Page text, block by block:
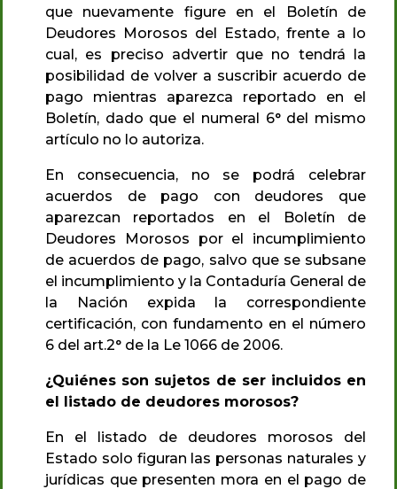
que nuevamente figure en el Boletín de
Deudores Morosos del Estado, frente a lo
cual, es preciso advertir que no tendrá la
posibilidad de volver a suscribir acuerdo de
pago mientras aparezca reportado en el
Boletín, dado que el numeral 6° del mismo
artículo no lo autoriza.
En consecuencia, no se podrá celebrar
acuerdos de pago con deudores que
aparezcan reportados en el Boletín de
Deudores Morosos por el incumplimiento
de acuerdos de pago, salvo que se subsane
el incumplimiento y la Contaduría General de
la Nación expida la correspondiente
certificación, con fundamento en el número
6 del art.2° de la Le 1066 de 2006.
¿Quiénes son sujetos de ser incluidos en
el listado de deudores morosos?
En el listado de deudores morosos del
Estado solo figuran las personas naturales y
jurídicas que presenten mora en el pago de